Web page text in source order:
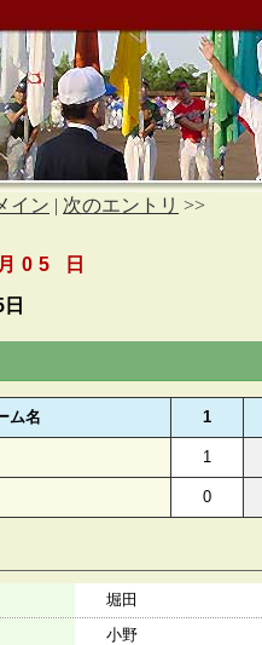
イン | 次のエントリ >>
05 日
ム名 1
1
0
堀田
小野